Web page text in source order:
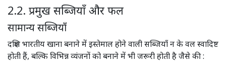
2.2. प्रमुख सब्जियाँ और फल
सामान्य सब्जियाँ
दक्षिण भारतीय खाना बनाने में इस्तेमाल होने वाली सब्जियाँ न के वल स्वादिष्ट
होती हैं, बल्कि विभिन्न व्यंजनों को बनाने में भी जरूरी होती है जैसे की :